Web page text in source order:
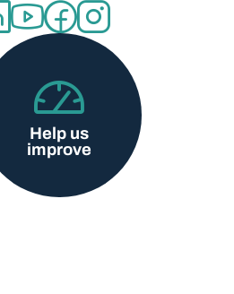
Help us
improve